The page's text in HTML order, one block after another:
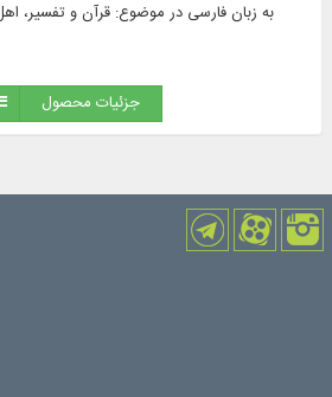
به زبان فارسی در موضوع: قرآن و تفسیر،
جزئیات محصول